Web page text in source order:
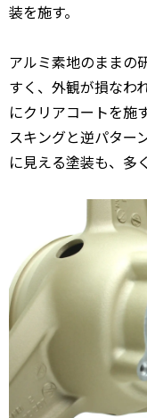
装を施す。
アルミ素地のままの
すく、外観が損なわ
にクリアコートを施
スキングと逆パター
に見える塗装も、多